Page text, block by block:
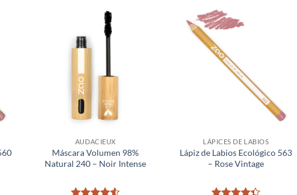
AUDACIEUX
Máscara Volumen 98%
Natural 240 – Noir Intense
LÁPICES DE LABIOS
Lápiz de Labios Ecológico 563
– Rose Vintage